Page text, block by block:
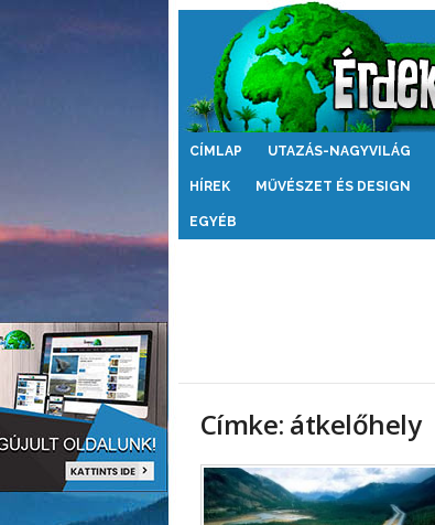
Érdekes
CÍMLAP UTAZÁS-NAGYVILÁG
HÍREK MŰVÉSZET ÉS DESIGN
EGYÉB
Címke: átkelőhely